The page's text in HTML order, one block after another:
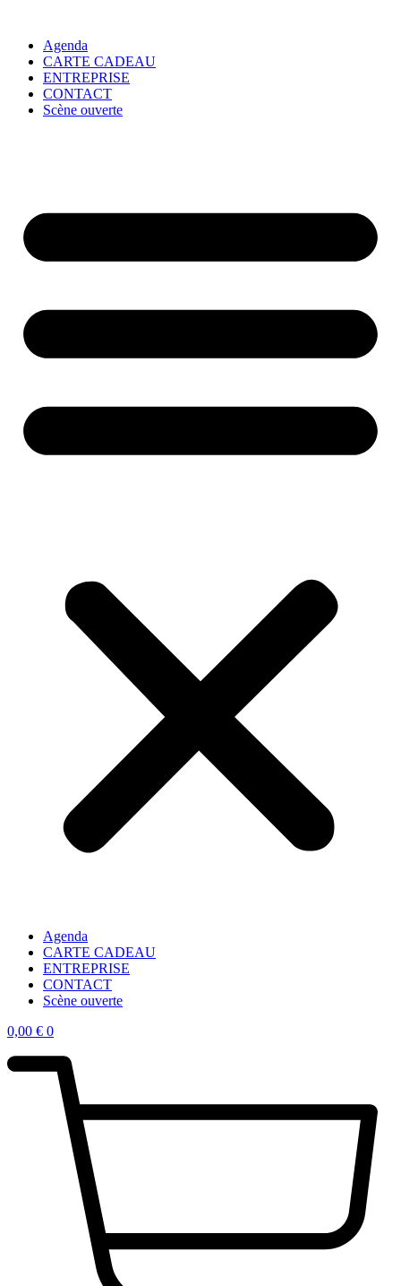
Agenda
CARTE CADEAU
ENTREPRISE
CONTACT
Scène ouverte
Agenda
CARTE CADEAU
ENTREPRISE
CONTACT
Scène ouverte
0,00 € 0